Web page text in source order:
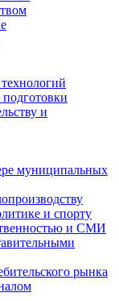
и
муниципальных
и спорту
и СМИ
рынка